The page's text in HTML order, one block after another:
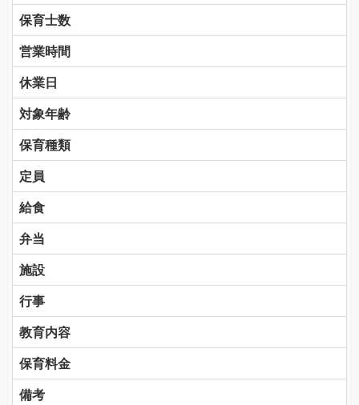
保育士数
営業時間
休業日
対象年齢
保育種類
定員
給食
弁当
施設
行事
教育内容
保育料金
備考